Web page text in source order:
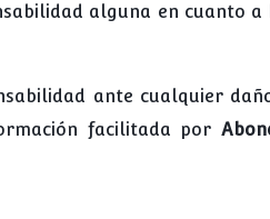
alguna en cuanto
ante cualquier
facilitada por